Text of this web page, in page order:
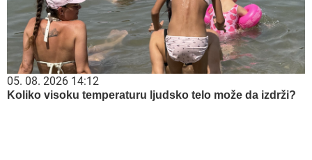
05. 08. 2026 14:12
Koliko visoku temperaturu ljudsko telo može da izdrži?